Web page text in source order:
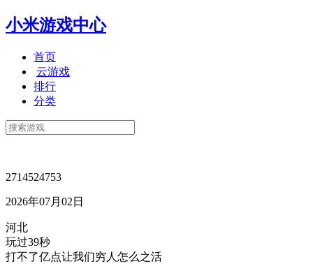
小米游戏中心
首页
云游戏
排行
分类
2714524753
2026年07月02日
河北
玩过39秒
打不了亿点让我们穷人怎么之活